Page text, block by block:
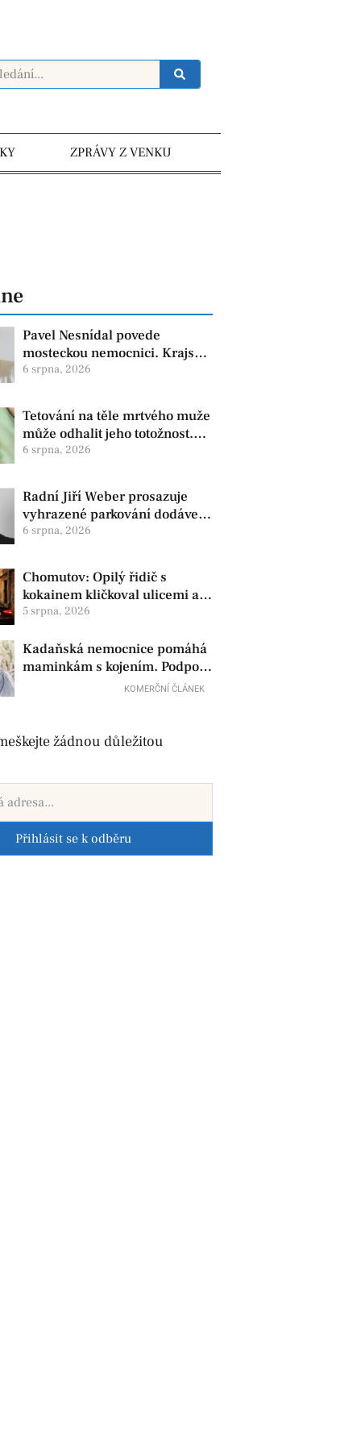
ZPRÁVY Z VENKU
Pavel Nesnídal povede
mosteckou nemocnici. Krajská
zdravotní oznámila změnu ve
6 srpna, 2026
Tetování na těle mrtvého muže
může odhalit jeho totožnost.
Policie žádá o pomoc
6 srpna, 2026
Radní Jiří Weber prosazuje
vyhrazené parkování dodávek
v Chomutově
6 srpna, 2026
Chomutov: Opilý řidič s
kokainem kličkoval ulicemi a
zkoušel uplatit policisty
5 srpna, 2026
Kadaňská nemocnice pomáhá
maminkám s kojením. Podpora
začíná už před porodem
KOMERČNÍ ČLÁNEK
žádnou důležitou
Přihlásit se k odběru